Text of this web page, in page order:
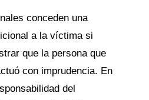
conceden una
a la víctima si
que la persona que
con imprudencia. En
del